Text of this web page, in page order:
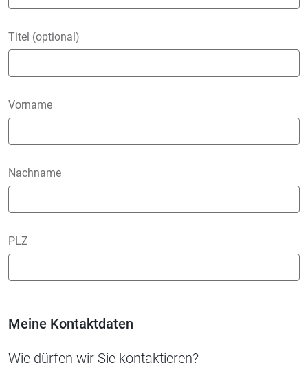
Titel (optional)
Vorname
Nachname
PLZ
Meine Kontaktdaten
Wie dürfen wir Sie kontaktieren?